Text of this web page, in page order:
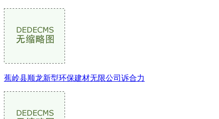
蕉岭县顺龙新型环保建材无限公司诉合力